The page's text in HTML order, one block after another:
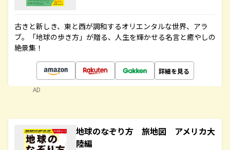
古きと新しき、東と西が調和するオリエンタルな世界、アラ
ブ。「地球の歩き方」が贈る、人生を輝かせる名言と癒やしの
絶景集！
詳細を見る
AD
地球のなぞり方 旅地図 アメリカ大
陸編